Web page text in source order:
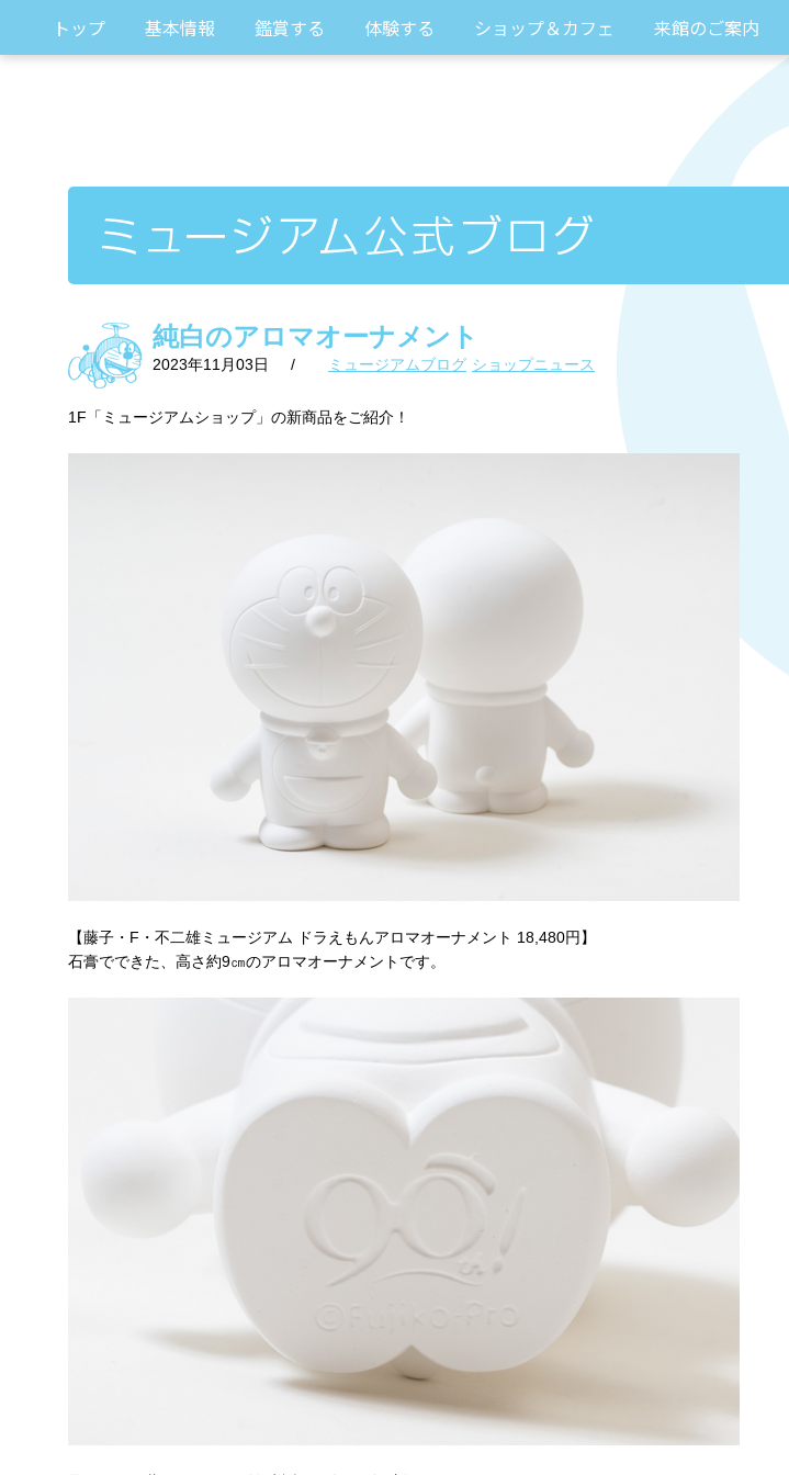
トップ 基本情報 鑑賞する 体験する ショップ＆カフェ 来館のご案内
純白のアロマオーナメント
2023年11月03日 / ミュージアムブログ ショップニュース
1F「ミュージアムショップ」の新商品をご紹介！
【藤子・F・不二雄ミュージアム ドラえもんアロマオーナメント 18,480円】
石膏でできた、高さ約9㎝のアロマオーナメントです。